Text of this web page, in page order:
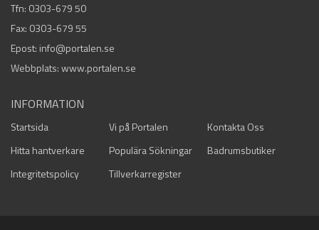
Tfn: 0303-679 50
Fax: 0303-679 55
Epost: info@portalen.se
Webbplats: www.portalen.se
INFORMATION
Startsida Vi på Portalen
Kontakta Oss
Hitta hantverkare
Populära Sökningar
Badrumsbutiker
Integritetspolicy
Tillverkarregister